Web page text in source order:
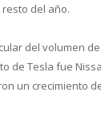
cual
del año.
del volumen
de Tesla fue
un crecimiento